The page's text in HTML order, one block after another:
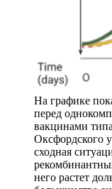
На графике
перед
вакцинами
Оксфордского
сходная
него растет